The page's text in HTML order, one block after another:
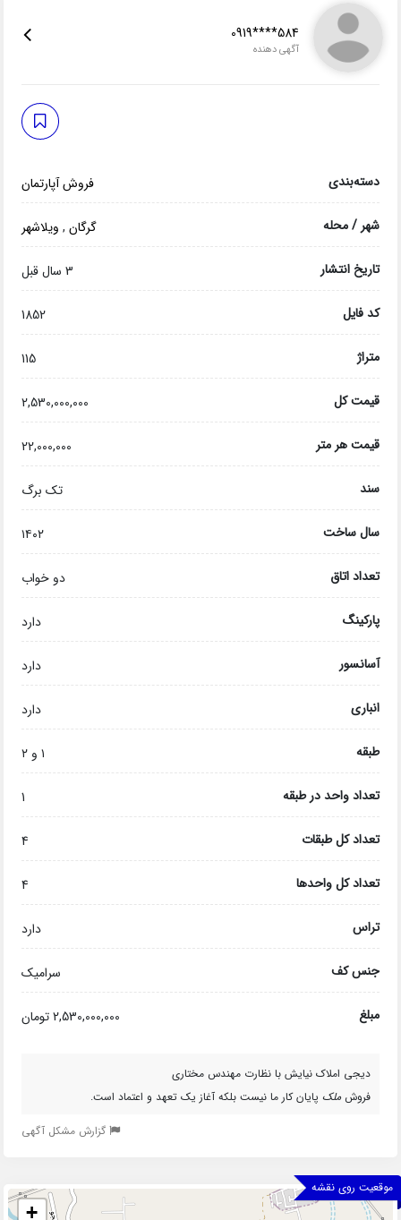
0919****584
آگهی دهنده
دسته‌بندی فروش آپارتمان
شهر / محله گرگان, ویلاشهر
تاریخ انتشار 3 سال قبل
کد فایل 1852
متراژ 115
قیمت کل 2,530,000,000
قیمت هر متر 22,000,000
سند تک برگ
سال ساخت ۱۴۰۲
تعداد اتاق دو خواب
پارکینگ دارد
آسانسور دارد
انباری دارد
طبقه ۱ و ۲
تعداد واحد در طبقه 1
تعداد کل طبقات 4
تعداد کل واحدها 4
تراس دارد
جنس کف سرامیک
مبلغ 2,530,000,000 تومان
دیجی املاک نیایش با نظارت مهندس مختاری
فروشملک پایان کار ما نیست بلکه آغاز یک تعهد و اعتماد است.
گزارش مشکل آگهی
موقعیت روی نقشه
+